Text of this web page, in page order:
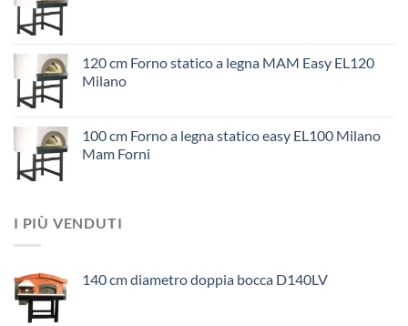
120 cm Forno statico a legna MAM Easy EL120
Milano
100 cm Forno a legna statico easy EL100 Milano
Mam Forni
I PIÙ VENDUTI
140 cm diametro doppia bocca D140LV